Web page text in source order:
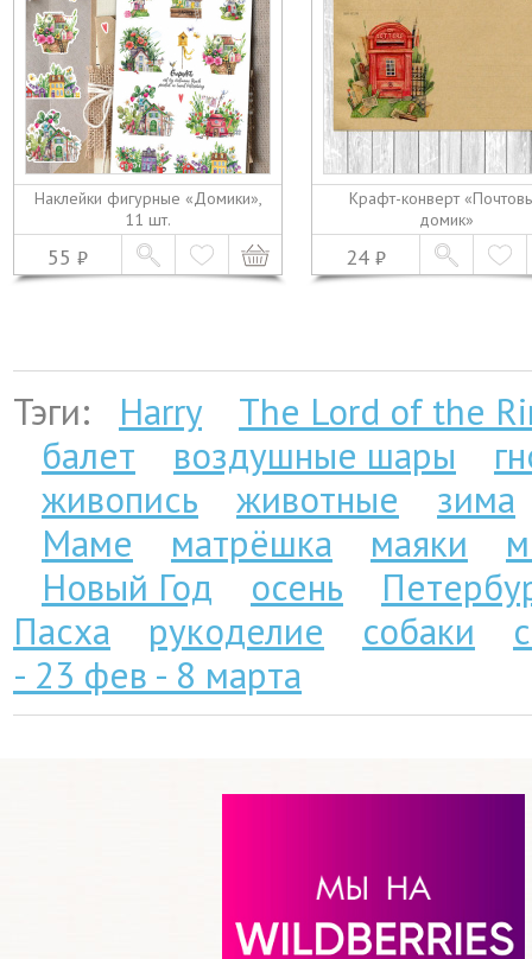
Наклейки фигурные «Домики»,
11 шт.
55
Крафт-конверт
домик»
24
Тэги: Harry
The Lord of the
балет
воздушные шары
живопись
животные
зима
Маме
матрёшка маяки
Новый Год
осень
Пасха
рукоделие собаки
- 23 фев - 8 марта